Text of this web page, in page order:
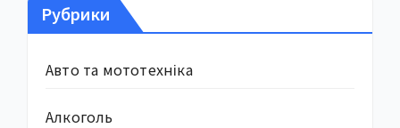
Рубрики
Авто та мототехніка
Алкоголь